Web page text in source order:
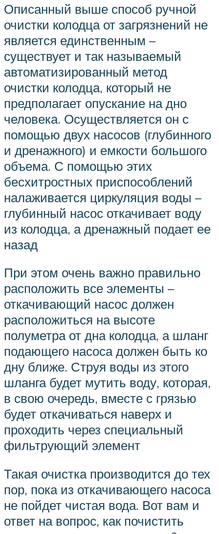
Описанный выше способ ручной
очистки колодца от загрязнений не
является единственным –
существует и так называемый
автоматизированный метод
очистки колодца, который не
предполагает опускание на дно
человека. Осуществляется он с
помощью двух насосов (глубинного
и дренажного) и емкости большого
объема. С помощью этих
бесхитростных приспособлений
налаживается циркуляция воды –
глубинный насос откачивает воду
из колодца, а дренажный подает ее
назад
При этом очень важно правильно
расположить все элементы –
откачивающий насос должен
расположиться на высоте
полуметра от дна колодца, а шланг
подающего насоса должен быть ко
дну ближе. Струя воды из этого
шланга будет мутить воду, которая,
в свою очередь, вместе с грязью
будет откачиваться наверх и
проходить через специальный
фильтрующий элемент
Такая очистка производится до тех
пор, пока из откачивающего насоса
не пойдет чистая вода. Вот вам и
ответ на вопрос, как почистить